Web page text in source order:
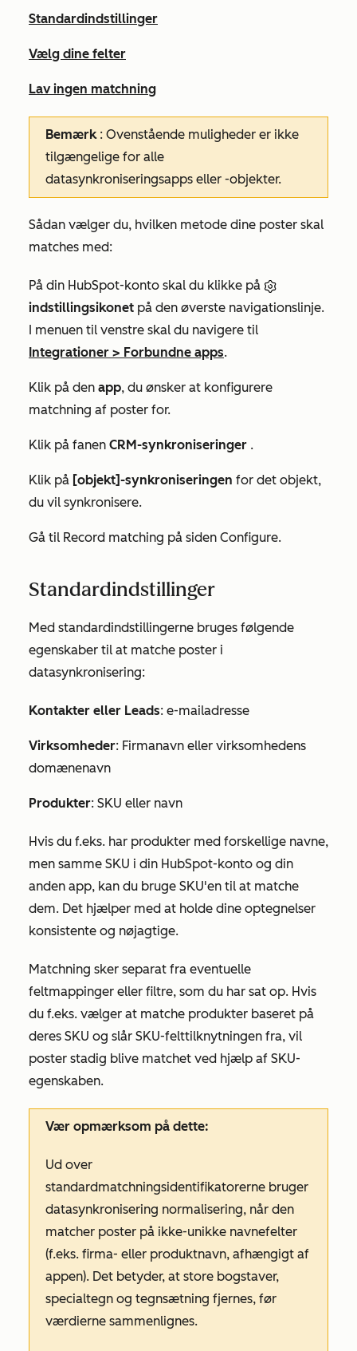
Standardindstillinger
Vælg dine felter
Lav ingen matchning
Bemærk : Ovenstående muligheder er ikke
tilgængelige for alle
datasynkroniseringsapps eller -objekter.
Sådan vælger du, hvilken metode dine poster skal
matches med:
På din HubSpot-konto skal du klikke på
indstillingsikonet på den øverste navigationslinje.
I menuen til venstre skal du navigere til
Integrationer > Forbundne apps.
Klik på den app, du ønsker at konfigurere
matchning af poster for.
Klik på fanen CRM-synkroniseringer .
Klik på [objekt]-synkroniseringen for det objekt,
du vil synkronisere.
Gå til Record matching på siden Configure.
Standardindstillinger
Med standardindstillingerne bruges følgende
egenskaber til at matche poster i
datasynkronisering:
Kontakter eller Leads: e-mailadresse
Virksomheder: Firmanavn eller virksomhedens
domænenavn
Produkter: SKU eller navn
Hvis du f.eks. har produkter med forskellige navne,
men samme SKU i din HubSpot-konto og din
anden app, kan du bruge SKU'en til at matche
dem. Det hjælper med at holde dine optegnelser
konsistente og nøjagtige.
Matchning sker separat fra eventuelle
feltmappinger eller filtre, som du har sat op. Hvis
du f.eks. vælger at matche produkter baseret på
deres SKU og slår SKU-felttilknytningen fra, vil
poster stadig blive matchet ved hjælp af SKU-
egenskaben.
Vær opmærksom på dette:
Ud over
standardmatchningsidentifikatorerne bruger
datasynkronisering normalisering, når den
matcher poster på ikke-unikke navnefelter
(f.eks. firma- eller produktnavn, afhængigt af
appen). Det betyder, at store bogstaver,
specialtegn og tegnsætning fjernes, før
værdierne sammenlignes.